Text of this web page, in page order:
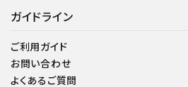
ガイドライン
ご利用ガイド
お問い合わせ
よくあるご質問